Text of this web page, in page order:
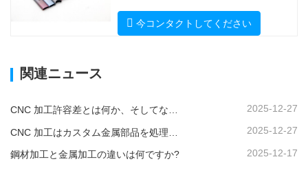
今コンタクトしてください
関連ニュース
CNC 加工許容差とは何か、そしてなぜそれが重要なのか? 2025-12-27
2025-12-27
鋼材加工と金属加工の違いは何ですか? 2025-12-17